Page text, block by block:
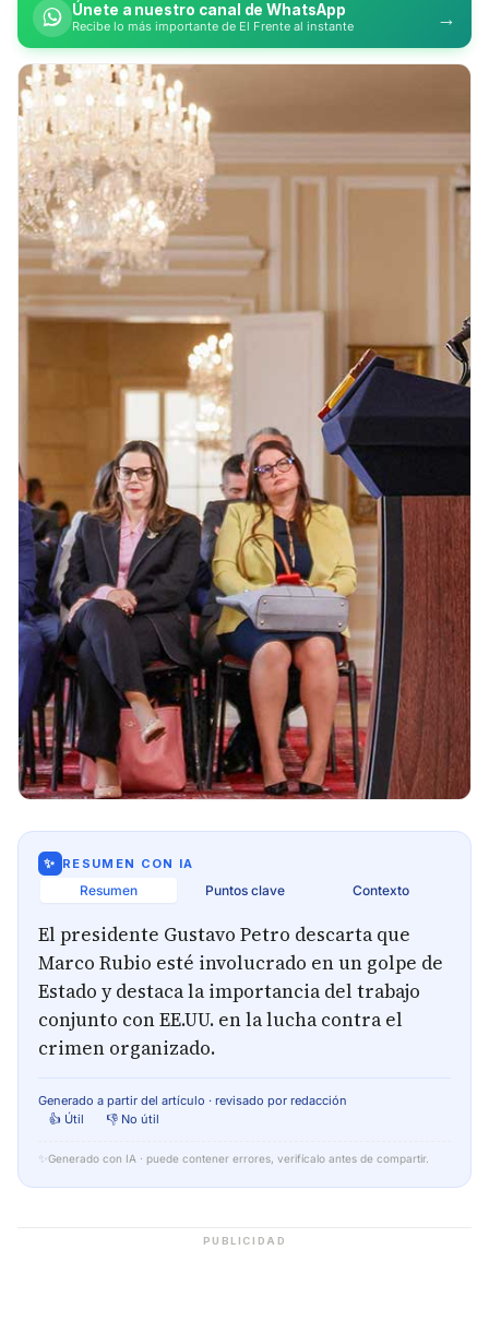
Únete a nuestro canal de WhatsApp
Recibe lo más importante de El Frente al instante →
✨ RESUMEN CON IA
Resumen Puntos clave Contexto
El presidente Gustavo Petro descarta que
Marco Rubio esté involucrado en un golpe de
Estado y destaca la importancia del trabajo
conjunto con EE.UU. en la lucha contra el
crimen organizado.
Generado a partir del artículo · revisado por redacción
👍 Útil
👎 No útil
✨ Generado con IA · puede contener errores, verifícalo antes de compartir.
PUBLICIDAD